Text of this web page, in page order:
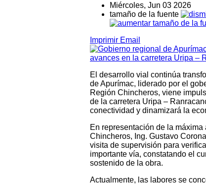
Miércoles, Jun 03 2026
tamaño de la fuente
Imprimir Email
El desarrollo vial continúa
de Apurímac, liderado por el
Región Chincheros, viene
de la carretera Uripa –
conectividad y dinamizará la
En representación de la
Chincheros, Ing. Gustavo
visita de supervisión para
importante vía, constatando el
sostenido de la obra.
Actualmente, las labores se